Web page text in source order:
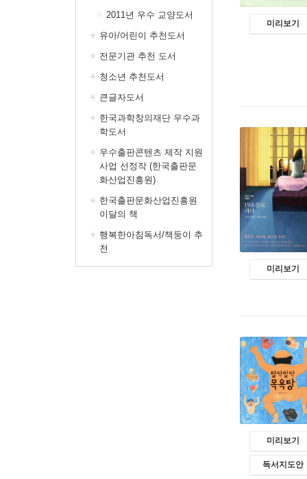
2011년 우수 교양도서
유아/어린이 추천도서
전문기관 추천 도서
청소년 추천도서
큰글자도서
한국과학창의재단 우수과
학도서
우수출판콘텐츠 제작 지원
사업 선정작 (한국출판문
화산업진흥원)
한국출판문화산업진흥원
이달의 책
행복한아침독서/책둥이 추
천
미리보기
미리보기
미리보기
독서지도안